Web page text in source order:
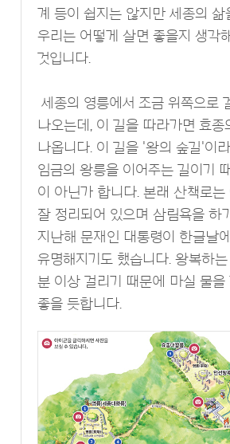
계 등이 쉽지는 않지만 세종의 삶
우리는 어떻게 살면 좋을지 생각
것입니다.
세종의 영릉에서 조금 위쪽으로
나오는데, 이 길을 따라가면 효종
나옵니다. 이 길을 '왕의 숲길'이
임금의 왕릉을 이어주는 길이기
이 아닌가 합니다. 본래 산책로는
잘 정리되어 있으며 삼림욕을 하
지난해 문재인 대통령이 한글날
유명해지기도 했습니다. 왕복하
분 이상 걸리기 때문에 마실 물을
좋을 듯합니다.